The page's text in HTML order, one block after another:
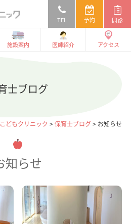
TEL 予約 問診
施設案内 医師紹介 アクセス
士ブログ
どもクリニック >保育士ブログ> お知らせ
知らせ